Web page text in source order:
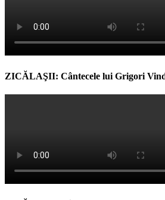
ZICĂLAŞII: Cântecele lui Grigori